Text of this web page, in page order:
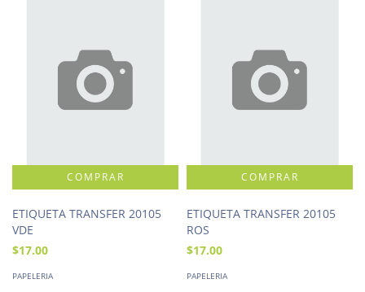
ETIQUETA TRANSFER 20105
VDE
$17.00
PAPELERIA
ETIQUETA TRANSFER 20105
ROS
$17.00
PAPELERIA